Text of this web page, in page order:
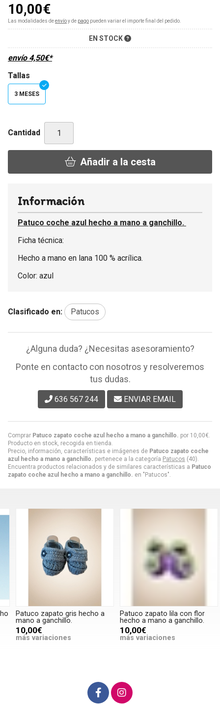
10,00€
Las modalidades deenvíoy de pago pueden variar el importe final del pedido.
EN STOCK
envío 4,50€*
Tallas
3 MESES
Cantidad
Añadir a la cesta
Comprar Patuco zapato coche azul hecho a mano a ganchillo. por 10,00€
Producto en stock, recogida en tienda.
Precio, información, características e imágenes de Patuco zapato coche
azul hecho a mano a ganchillo. pertenece a la categoría Patucos (40).
Encuentra productos relacionados y de similares características a Patuco
zapato coche azul hecho a mano a ganchillo. en "Patucos".
Información
Patuco coche azul hecho a mano a ganchillo.
Ficha técnica:
Hecho a mano en lana 100 % acrílica.
Color: azul
Clasificado en: Patucos
¿Alguna duda? ¿Necesitas asesoramiento?
Ponte en contacto con nosotros y resolveremos
tus dudas.
636 567 244 ENVIAR EMAIL
Patuco zapato gris hecho a
mano a ganchillo.
10,00€
más variaciones
Patuco zapato lila con flor
hecho a mano a ganchillo.
10,00€
más variaciones